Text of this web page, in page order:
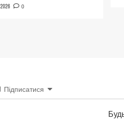
0
Підписатися